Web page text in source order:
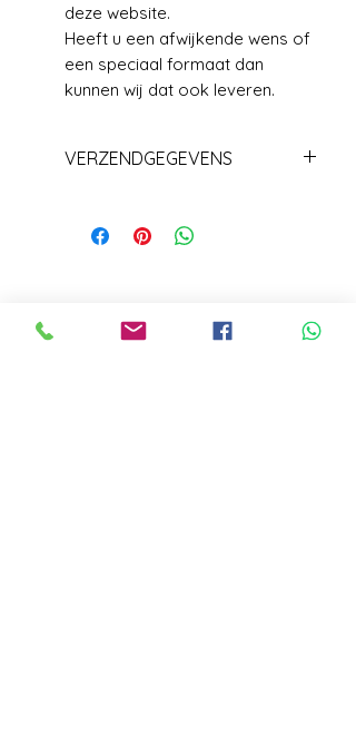
deze website.
Heeft u een afwijkende wens of
een speciaal formaat dan
kunnen wij dat ook leveren.
VERZENDGEGEVENS